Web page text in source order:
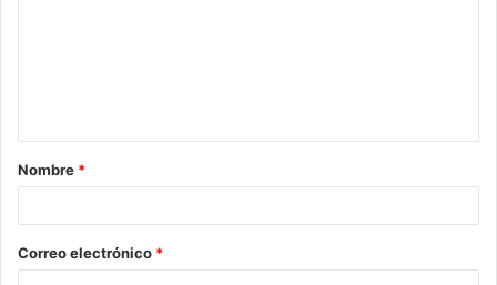
a
r
*
Nombre *
Correo electrónico *